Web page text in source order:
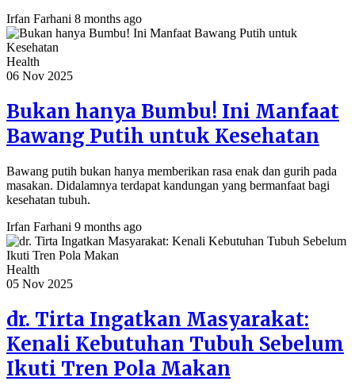
Irfan Farhani 8 months ago
Health
06 Nov 2025
Bukan hanya Bumbu! Ini Manfaat
Bawang Putih untuk Kesehatan
Bawang putih bukan hanya memberikan rasa enak dan gurih pada
masakan. Didalamnya terdapat kandungan yang bermanfaat bagi
kesehatan tubuh.
Irfan Farhani 9 months ago
Health
05 Nov 2025
dr. Tirta Ingatkan Masyarakat:
Kenali Kebutuhan Tubuh Sebelum
Ikuti Tren Pola Makan